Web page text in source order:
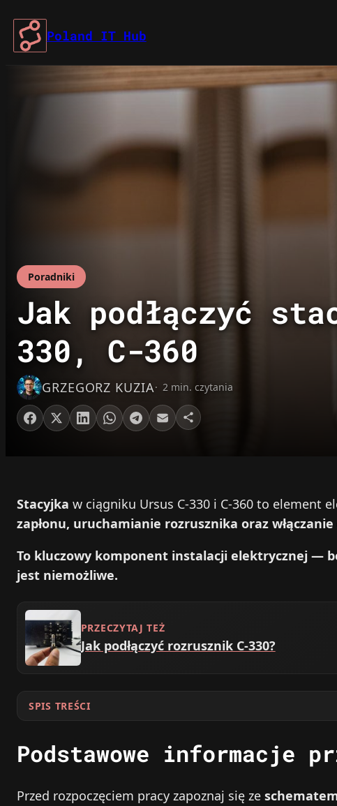
Przejdź
do
treści
Poland IT Hub
Poradniki
Jak podłączyć
330, C-360
GRZEGORZ KUZIA 2 min. czytania
Stacyjka w ciągniku Ursus C-330 i C-360 to element
zapłonu, uruchamianie rozrusznika oraz
To kluczowy komponent instalacji elektrycznej —
jest niemożliwe.
PRZECZYTAJ TEŻ
Jak podłączyć rozrusznik C-330?
SPIS TREŚCI
Podstawowe informacje
Przed rozpoczęciem pracy zapoznaj się ze